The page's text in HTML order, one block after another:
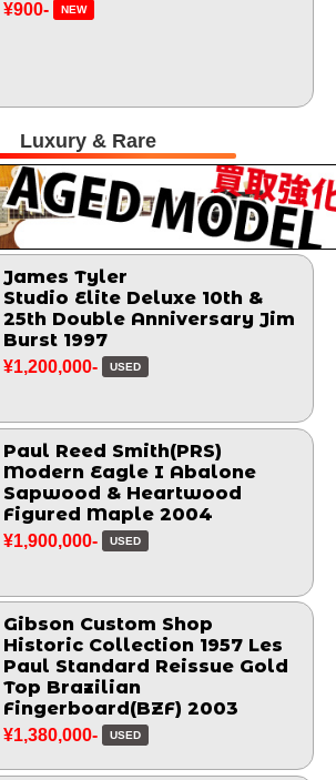
¥900- NEW
Luxury & Rare
James Tyler
Studio Elite Deluxe 10th &
25th Double Anniversary Jim
Burst 1997
¥1,200,000- USED
Paul Reed Smith(PRS)
Modern Eagle I Abalone
Sapwood & Heartwood
Figured Maple 2004
¥1,900,000- USED
Gibson Custom Shop
Historic Collection 1957 Les
Paul Standard Reissue Gold
Top Brazilian
Fingerboard(BZF) 2003
¥1,380,000- USED